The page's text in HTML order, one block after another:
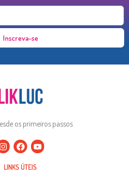
Inscreva-se
os primeiros passos
LINKS ÚTEIS